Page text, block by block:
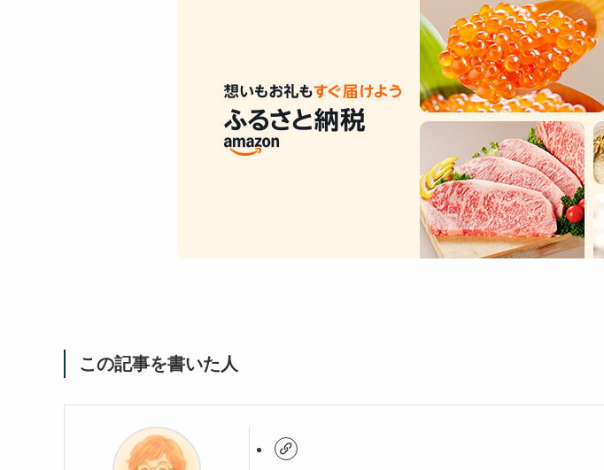
この記事を書いた人